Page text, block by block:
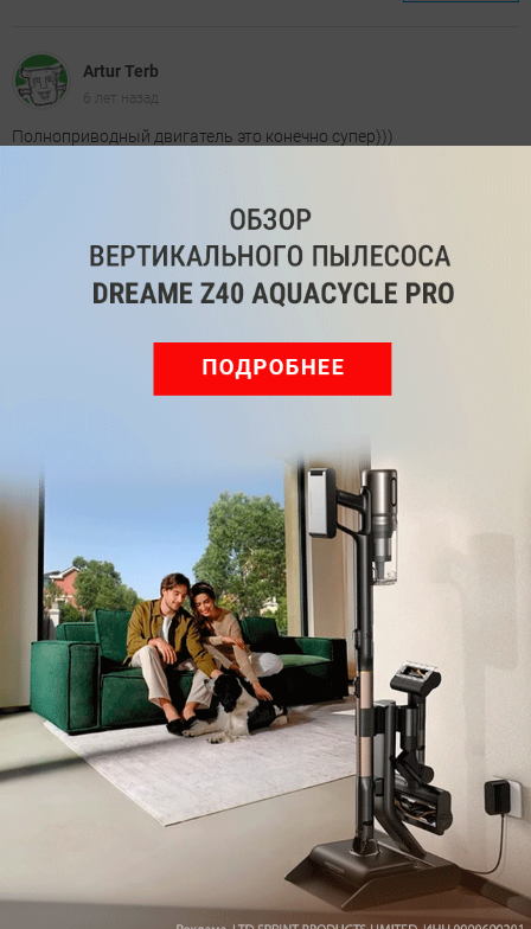
Artur Terb
6 лет назад
Полноприводный двигатель это конечно супер)))
ВойдитеилиЗарегистрируйтесь, чтобы
оставить комментарий
Обзор вертикального пылесоса Dreame Z40 AquaCycle
Pro: гибкий подход к уборке